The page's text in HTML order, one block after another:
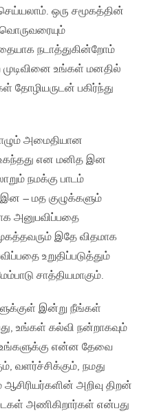
ஒரு சமூகத்தின்
நடாத்துகின்றோம்
உங்கள் மனதில்
பகிர்ந்து
அமைதியான
என மனித இன
நமக்கு பாடம்
இன – மத குழுக்களும்
அனுபவிப்பதை
இதே விதமாக
உறுதிப்படுத்தும்
சாத்தியமாகும்.
இன்று நீங்கள்
உங்கள் கல்வி நன்றாகவும்
உங்களுக்கு என்ன தேவை
வளர்ச்சிக்கும், நமது
அறிவு திறன்
அணிகிறார்கள் என்பது